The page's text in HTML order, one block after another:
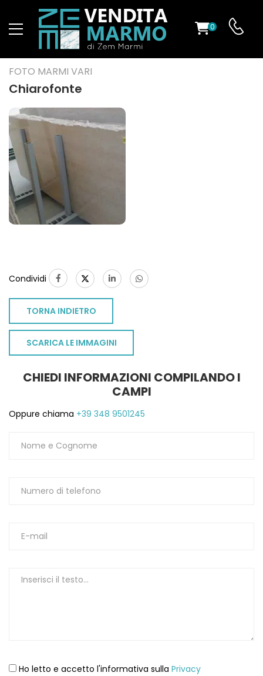
0
FOTO MARMI VARI
Chiarofonte
Condividi
TORNA INDIETRO
SCARICA LE IMMAGINI
CHIEDI INFORMAZIONI COMPILANDO I
CAMPI
Oppure chiama +39 348 9501245
Ho letto e accetto l'informativa sulla Privacy